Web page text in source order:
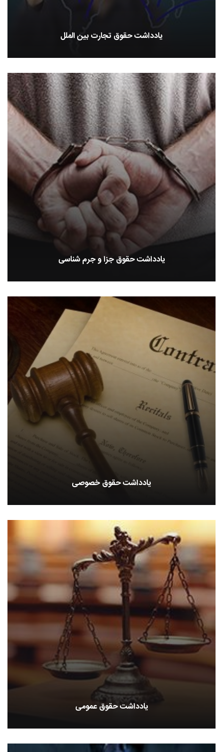
یادداشت حقوق تجارت بین الملل
یادداشت حقوق جزا و جرم شناسی
یادداشت حقوق خصوصی
یادداشت حقوق عمومی